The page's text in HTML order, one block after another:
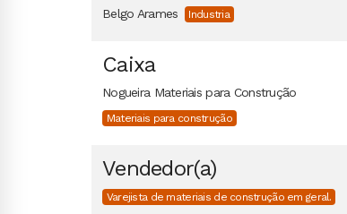
Belgo Arames Industria
Caixa
Nogueira Materiais para Construção
Materiais para construção
Vendedor(a)
Varejista de materiais de construção em geral.